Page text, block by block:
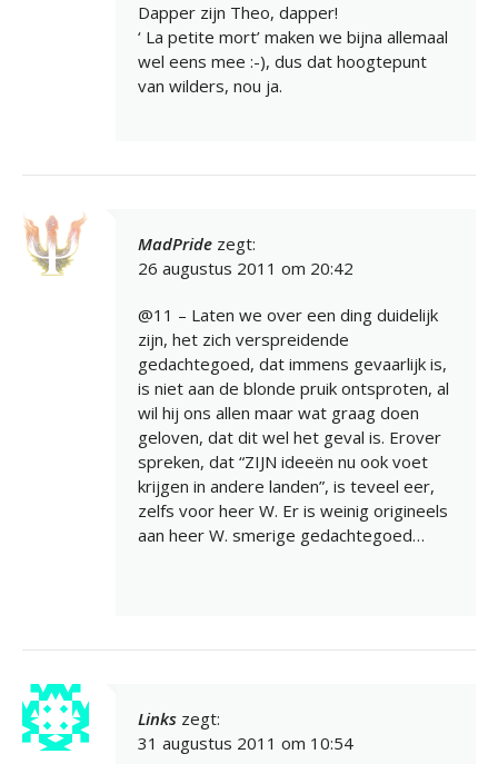
Dapper zijn Theo, dapper!
‘ La petite mort’ maken we bijna allemaal
wel eens mee :-), dus dat hoogtepunt
van wilders, nou ja.
MadPride zegt:
26 augustus 2011 om 20:42
@11 – Laten we over een ding duidelijk
zijn, het zich verspreidende
gedachtegoed, dat immens gevaarlijk is,
is niet aan de blonde pruik ontsproten, al
wil hij ons allen maar wat graag doen
geloven, dat dit wel het geval is. Erover
spreken, dat “ZIJN ideeën nu ook voet
krijgen in andere landen”, is teveel eer,
zelfs voor heer W. Er is weinig origineels
aan heer W. smerige gedachtegoed…
Links zegt:
31 augustus 2011 om 10:54